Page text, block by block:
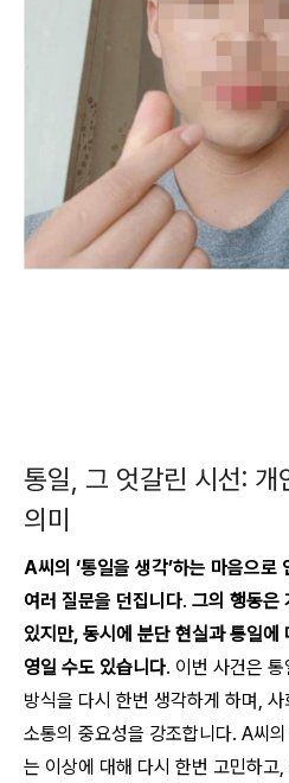
통일, 그 엇갈린 시선: 개
의미
A씨의 ‘통일을 생각’하는 마음으로
여러 질문을 던집니다. 그의 행동은
있지만, 동시에 분단 현실과 통일에
영일 수도 있습니다. 이번 사건은
방식을 다시 한번 생각하게 하며,
소통의 중요성을 강조합니다. A씨
는 이상에 대해 다시 한번 고민하고